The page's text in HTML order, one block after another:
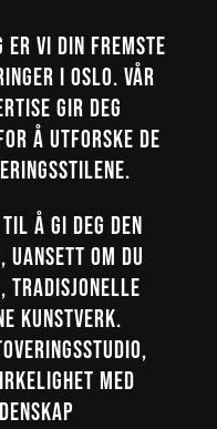
er vi din fremste
i Oslo. Vår
gir deg
å utforske de
å gi deg den
om du
tradisjonelle
kunstverk.
med